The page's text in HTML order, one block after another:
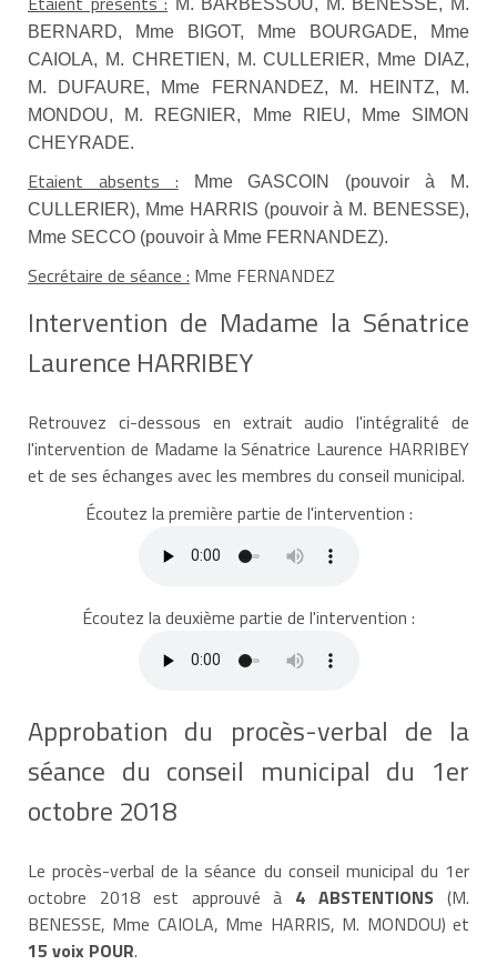
M. BARBESSOU, M. BENESSE, M.
BERNARD, Mme BIGOT, Mme BOURGADE, Mme
CAIOLA, M. CHRETIEN, M. CULLERIER, Mme DIAZ,
M. DUFAURE, Mme FERNANDEZ, M. HEINTZ, M.
MONDOU, M. REGNIER, Mme RIEU, Mme SIMON
CHEYRADE.
Etaient absents :
Mme GASCOIN (pouvoir à M.
CULLERIER), Mme HARRIS (pouvoir à M. BENESSE),
Mme SECCO (pouvoir à Mme FERNANDEZ).
Secrétaire de séance : Mme FERNANDEZ
Intervention de Madame la Sénatrice
Laurence HARRIBEY
Retrouvez ci-dessous en extrait audio l'intégralité de
l'intervention de Madame la Sénatrice Laurence HARRIBEY
et de ses échanges avec les membres du conseil municipal.
Écoutez la première partie de l'intervention :
Écoutez la deuxième partie de l'intervention :
Approbation du procès-verbal de la
séance du conseil municipal du 1er
octobre 2018
Le procès-verbal de la séance du conseil municipal du 1er
octobre 2018 est approuvé à 4 ABSTENTIONS(M.
BENESSE, Mme CAIOLA, Mme HARRIS, M. MONDOU) et
15 voix POUR.